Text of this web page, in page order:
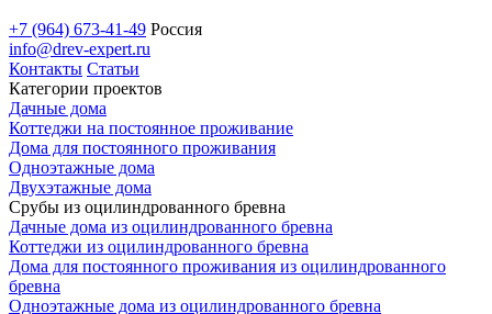
+7 (964) 673-41-49 Россия
info@drev-expert.ru
Контакты Статьи
Категории проектов
Дачные дома
Коттеджи на постоянное проживание
Дома для постоянного проживания
Одноэтажные дома
Двухэтажные дома
Срубы из оцилиндрованного бревна
Дачные дома из оцилиндрованного бревна
Коттеджи из оцилиндрованного бревна
Дома для постоянного проживания из оцилиндрованного
бревна
Одноэтажные дома из оцилиндрованного бревна